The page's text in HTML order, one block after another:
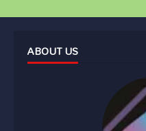
ABOUT US